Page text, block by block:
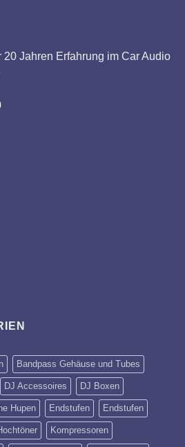
20 Jahren Erfahrung im Car Audio
Bandpass Gehäuse und Tubes
DJ Accessoires DJ Boxen
Hupen Endstufen Endstufen
Kompressoren